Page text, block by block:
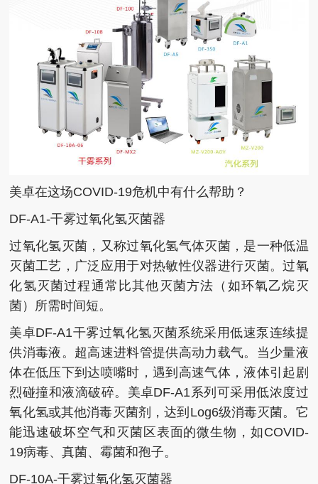
美卓在这场COVID-19危机中有什么帮助？
DF-A1-干雾过氧化氢灭菌器
过氧化氢灭菌，又称过氧化氢气体灭菌，是一种低温
灭菌工艺，广泛应用于对热敏性仪器进行灭菌。过氧
化氢灭菌过程通常比其他灭菌方法（如环氧乙烷灭
菌）所需时间短。
美卓DF-A1干雾过氧化氢灭菌系统采用低速泵连续提
供消毒液。超高速进料管提供高动力载气。当少量液
体在低压下到达喷嘴时，遇到高速气体，液体引起剧
烈碰撞和液滴破碎。美卓DF-A1系列可采用低浓度过
氧化氢或其他消毒灭菌剂，达到Log6级消毒灭菌。它
能迅速破坏空气和灭菌区表面的微生物，如COVID-
19病毒、真菌、霉菌和孢子。
DF-10A-干雾过氧化氢灭菌器